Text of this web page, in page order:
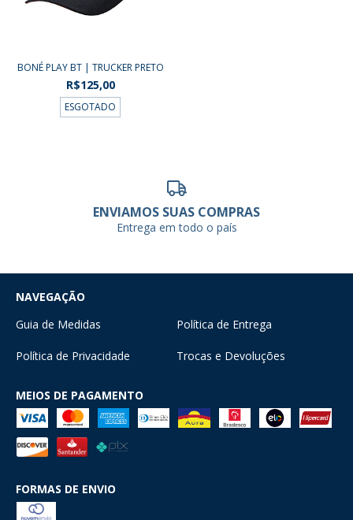
BONÉ PLAY BT | TRUCKER PRETO
R$125,00
ESGOTADO
ENVIAMOS SUAS COMPRAS
Entrega em todo o país
NAVEGAÇÃO
Guia de Medidas
Política de Entrega
Política de Privacidade Trocas e Devoluções
MEIOS DE PAGAMENTO
FORMAS DE ENVIO